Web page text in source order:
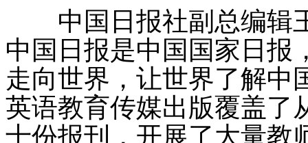
中国日报社副总编辑
中国日报是中国国家日报
走向世界，让世界了解中
英语教育传媒出版覆盖了
十份报刊，开展了大量教